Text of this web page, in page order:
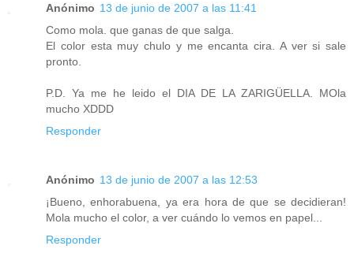
Anónimo 13 de junio de 2007 a las 11:41
Como mola. que ganas de que salga.
El color esta muy chulo y me encanta cira. A ver si sale
pronto.
P.D. Ya me he leido el DIA DE LA ZARIGÜELLA. MOla
mucho XDDD
Responder
Anónimo 13 de junio de 2007 a las 12:53
¡Bueno, enhorabuena, ya era hora de que se decidieran!
Mola mucho el color, a ver cuándo lo vemos en papel...
Responder